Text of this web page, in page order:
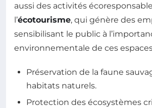
aussi des activités
l’écotourisme, qui génère des
sensibilisant le public à
environnementale de ces
Préservation de la faune
habitats naturels.
Protection des écosystèmes